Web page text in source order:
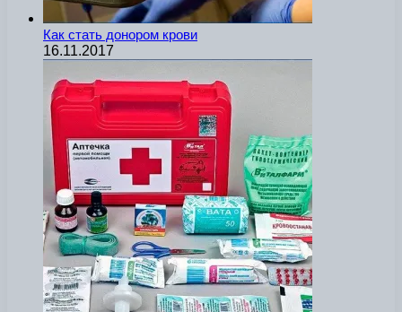
Как стать донором крови
16.11.2017